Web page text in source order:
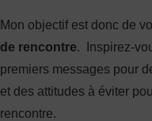
Mon objectif est donc de
de rencontre. Inspirez-
premiers messages pour
et des attitudes à éviter
rencontre.